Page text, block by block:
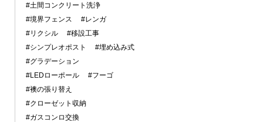
#土間コンクリート洗浄
#境界フェンス
#レンガ
#リクシル
#移設工事
#シンプレオポスト
#埋め込み式
#グラデーション
#LEDローポール
#フーゴ
#襖の張り替え
#クローゼット収納
#ガスコンロ交換